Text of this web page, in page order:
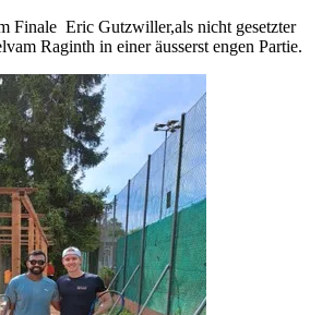
Finale Eric Gutzwiller,als nicht gesetzter
Raginth in einer äusserst engen Partie.